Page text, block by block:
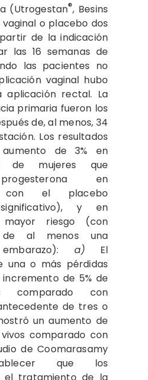
(Utrogestan®, Besins
o placebo dos
de la indicación
las 16 semanas de
las pacientes no
vaginal hubo
rectal. La
primaria fueron los
de, al menos, 34
Los resultados
de 3% en
de mujeres que
en
con el placebo
y en
riesgo (con
de al menos una
a) El
una o más pérdidas
de 5% de
comparado con
de tres o
un aumento de
vivos comparado con
de Coomarasamy
que los